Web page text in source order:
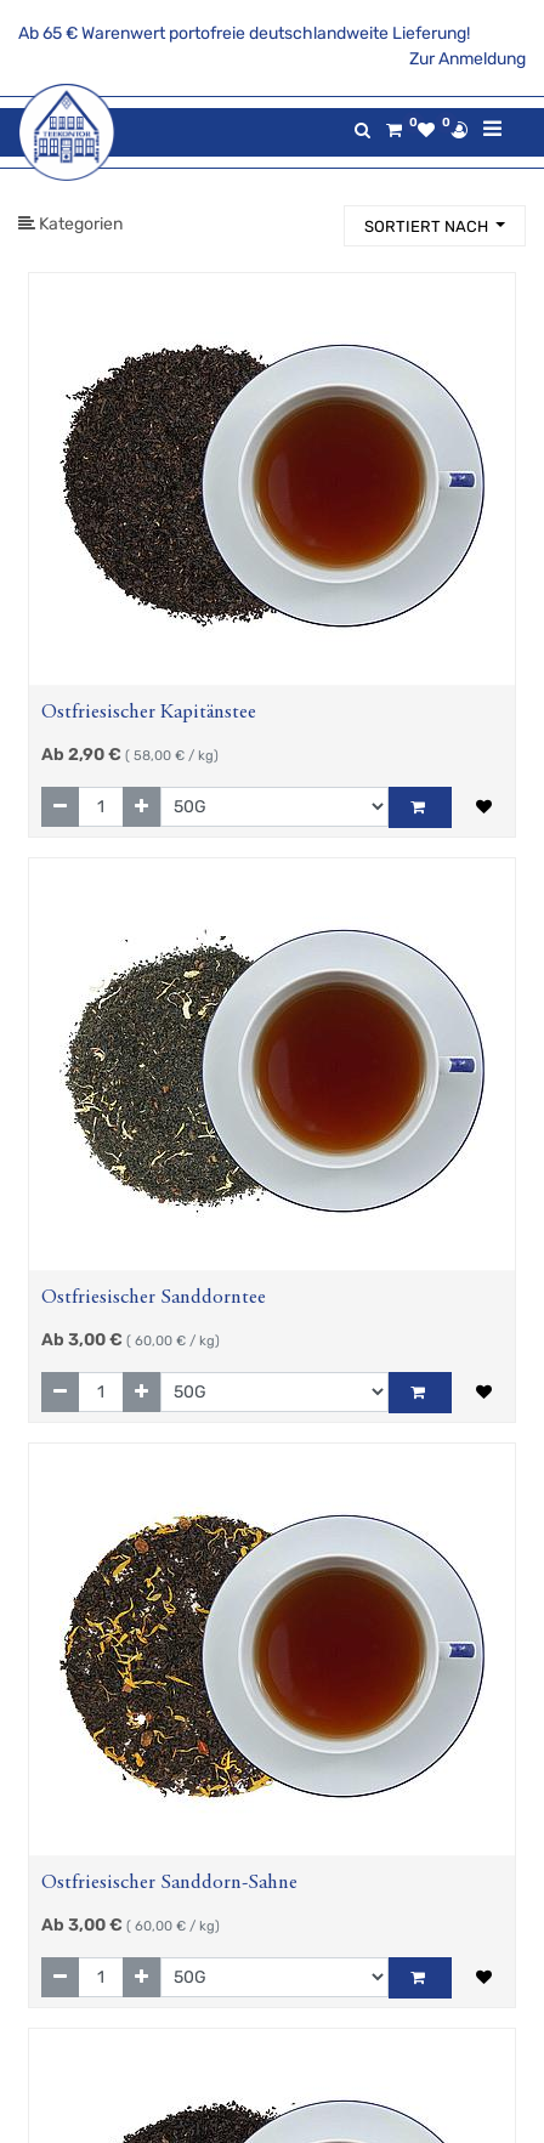
Ab 65 € Warenwert portofreie deutschlandweite Lieferung!
Zur Anmeldung
0 0
SORTIERT NACH
Kategorien
PRODUKTKATEGORIE
Alle
Produkte
Aktionsangebote
Gaumenfreuden
Porzellanserien
Keramikserien
Becher,
Geschenkartikel
Ostfriesischer Kapitänstee
Ab 2,90€ ( 58,00 € / kg)
Ostfriesischer Sanddorntee
Ab 3,00€ ( 60,00 € / kg)
Ostfriesischer Sanddorn-Sahne
Ab 3,00€ ( 60,00 € / kg)